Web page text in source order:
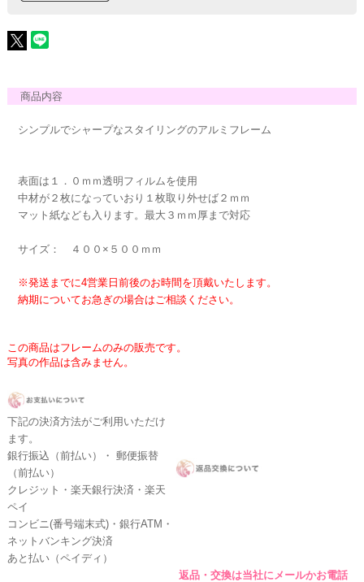
商品内容
シンプルでシャープなスタイリングのアルミフレーム
表面は１．０ｍｍ透明フィルムを使用
中材が２枚になっていおり１枚取り外せば２ｍｍ
マット紙なども入ります。最大３ｍｍ厚まで対応
サイズ： ４００×５００ｍｍ
※発送までに4営業日前後のお時間を頂戴いたします。
納期についてお急ぎの場合はご相談ください。
この商品はフレームのみの販売です。
写真の作品は含みません。
下記の決済方法がご利用いただけ
ます。
銀行振込（前払い）・ 郵便振替
（前払い）
クレジット・楽天銀行決済・楽天
ペイ
コンビニ(番号端末式)・銀行ATM・
ネットバンキング決済
あと払い（ペイディ）
返品・交換は当社にメールかお電話